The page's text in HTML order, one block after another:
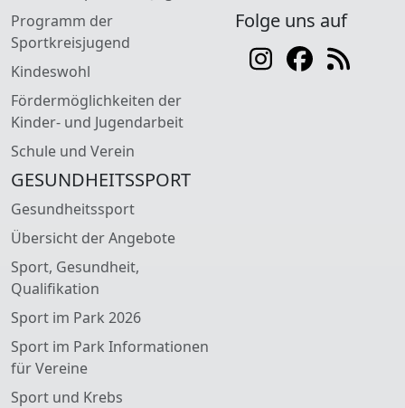
Programm der
Sportkreisjugend
Kindeswohl
Fördermöglichkeiten der
Kinder- und Jugendarbeit
Schule und Verein
GESUNDHEITSSPORT
Gesundheitssport
Übersicht der Angebote
Sport, Gesundheit,
Qualifikation
Sport im Park 2026
Sport im Park Informationen
für Vereine
Sport und Krebs
Folge uns auf